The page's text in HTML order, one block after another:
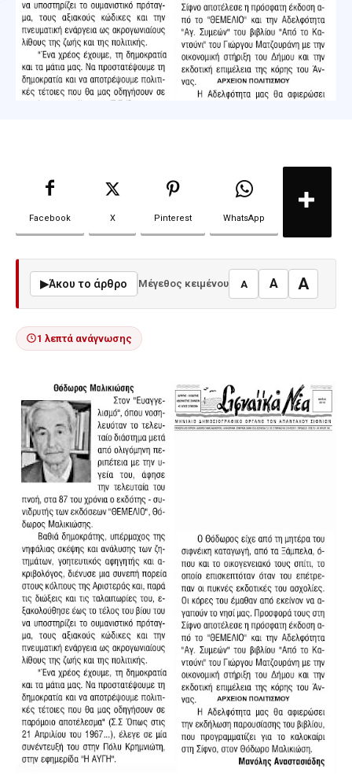
Facebook X Pinterest WhatsApp
▶Άκου το άρθρο Μέγεθος κειμένου A A A
1 λεπτά ανάγνωσης